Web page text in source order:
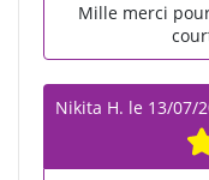
Mille merci
Nikita H. le 13/07/